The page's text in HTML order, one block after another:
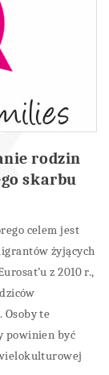
rodzin
skarbu
celem jest
żyjących
z 2010 r.,
Osoby te
powinien być